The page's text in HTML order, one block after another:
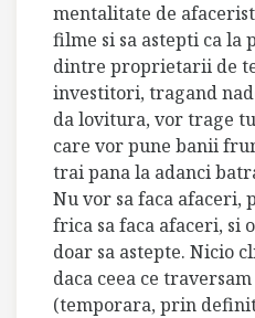
mentalitate de
filme si sa astepti ca la
dintre proprietarii de
investitori, tragand
da lovitura, vor trage
care vor pune banii
trai pana la adanci
Nu vor sa faca afaceri,
frica sa faca afaceri, si
doar sa astepte. Nicio
daca ceea ce
(temporara, prin